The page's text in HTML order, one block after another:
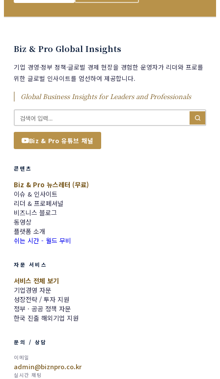
Biz & Pro Global Insights
기업 경영·정부 정책·글로벌 경제 현장을 경험한 운영자가 리더와 프로를
위한 글로벌 인사이트를 엄선하여 제공합니다.
Global Business Insights for Leaders and Professionals
Biz & Pro 유튜브 채널
콘텐츠
Biz & Pro 뉴스레터 (무료)
이슈 & 인사이트
리더 & 프로페셔널
비즈니스 블로그
동영상
플랫폼 소개
쉬는 시간 - 월드 무비
자문 서비스
서비스 전체 보기
기업경영 자문
성장전략 / 투자 지원
정부 · 공공 정책 자문
한국 진출 해외기업 지원
문의 / 상담
이메일
admin@biznpro.co.kr
실시간 채팅